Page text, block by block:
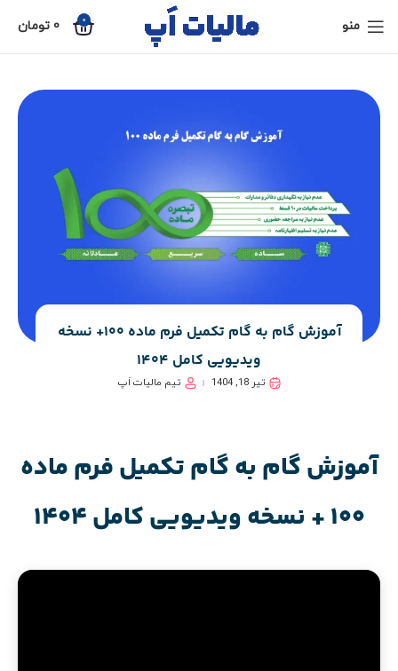
منو 0
0 تومان
آموزش گام به گام تکمیل فرم ماده 100+ نسخه
ویدیویی کامل 1404
تیر 18, 1404 تیم مالیات اَپ
آموزش گام به گام تکمیل فرم ماده
100 + نسخه ویدیویی کامل 1404